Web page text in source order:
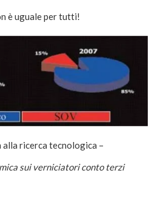
è uguale per tutti!
ricerca tecnologica –
sui verniciatori conto terzi